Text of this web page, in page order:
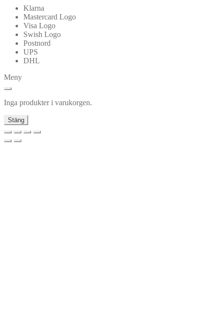
Klarna
Mastercard Logo
Visa Logo
Swish Logo
Postnord
UPS
DHL
Meny
Inga produkter i varukorgen.
Stäng